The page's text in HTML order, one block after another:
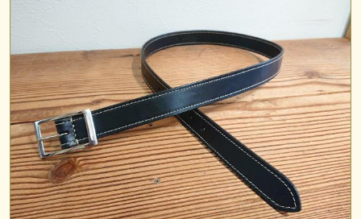
ベルト表面は光沢のある仕上がりです。お使い頂くごとに革
のオイル成分が表面を柔らかくさらに光沢を持たせてくれま
す。 革はしっとりと良くなめされており、手触りも心地好
いです。さらに使い込むごとに、味わえる良質天然皮革なら
ではの使い心地の良さ・光沢感を是非ご実感下さい。